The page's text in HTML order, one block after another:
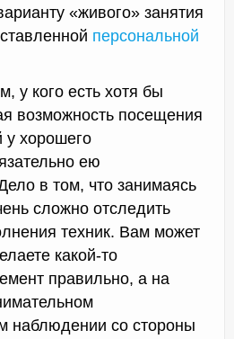
«живого» занятия
персональной
у кого есть хотя бы
возможность посещения
у хорошего
ею
в том, что занимаясь
сложно отследить
техник. Вам может
какой-то
правильно, а на
наблюдении со стороны